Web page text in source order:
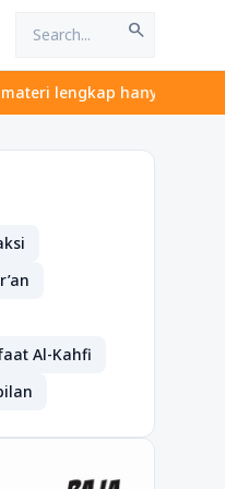
search
hanya di
Al-Kahfi